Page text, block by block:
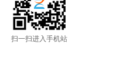
扫一扫进入手机站